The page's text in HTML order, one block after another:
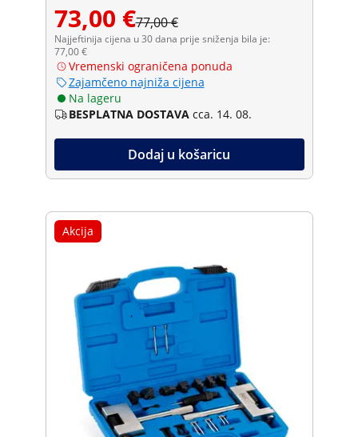
73,00 €77,00 €
Najjeftinija cijena u 30 dana prije sniženja bila je:
77,00 €
Vremenski ograničena ponuda
Zajamčeno najniža cijena
Na lageru
BESPLATNA DOSTAVA cca. 14. 08.
Dodaj u košaricu
Akcija